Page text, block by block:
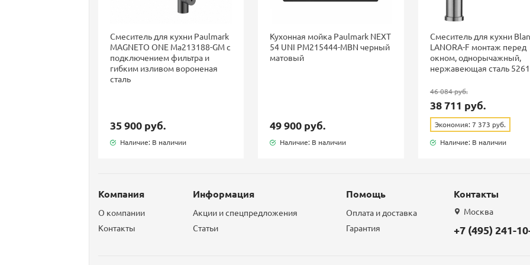
Смеситель для кухни Paulmark
MAGNETO ONE Ma213188-GM с
подключением фильтра и
гибким изливом вороненая
сталь
35 900 руб.
Наличие: В наличии
Кухонная мойка Paulmark NEXT
54 UNI PM215444-MBN черный
матовый
49 900 руб.
Наличие: В наличии
Смеситель для кухни
LANORA-F монтаж перед
окном, однорычажный,
нержавеющая сталь
46 084 руб.
38 711 руб.
Экономия: 7 373 руб.
Наличие: В наличии
Компания
О компании
Контакты
Информация
Акции и спецпредложения
Статьи
Помощь
Оплата и доставка
Гарантия
Контакты
Москва
+7 (495) 241-